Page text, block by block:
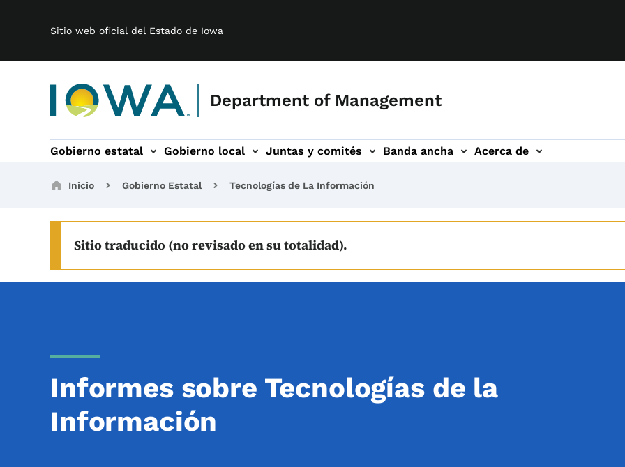
Sitio web oficial del Estado de Iowa
Department of Management
Gobierno estatal Gobierno local Juntas y comités
sub-navegación Banda ancha
Banda ancha sub-navegación Acerca de
Acerca de sub-navegación
Breadcrumbs
Inicio Gobierno Estatal Tecnologías de La Información
Sitio traducido (no revisado en su totalidad).
Informes sobre Tecnologías de la
Información